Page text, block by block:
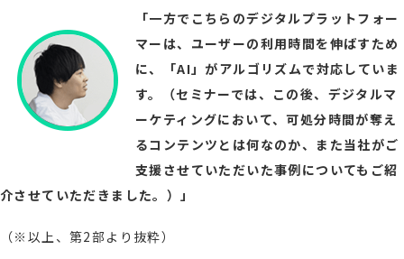
「一方でこちらのデジタルプラットフォー
マーは、ユーザーの利用時間を伸ばすため
に、「AI」がアルゴリズムで対応していま
す。（セミナーでは、この後、デジタルマ
ーケティングにおいて、可処分時間が奪え
るコンテンツとは何なのか、また当社がご
支援させていただいた事例についてもご紹
介させていただきました。）」
（※以上、第2部より抜粋）